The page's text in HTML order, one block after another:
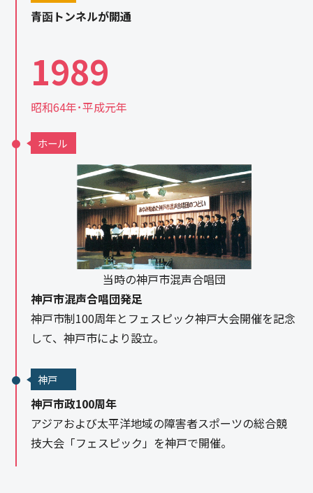
青函トンネルが開通
1989
昭和64年･平成元年
ホール
当時の神戸市混声合唱団
神戸市混声合唱団発足
神戸市制100周年とフェスピック神戸大会開催を記念
して、神戸市により設立。
神戸
神戸市政100周年
アジアおよび太平洋地域の障害者スポーツの総合競
技大会「フェスピック」を神戸で開催。